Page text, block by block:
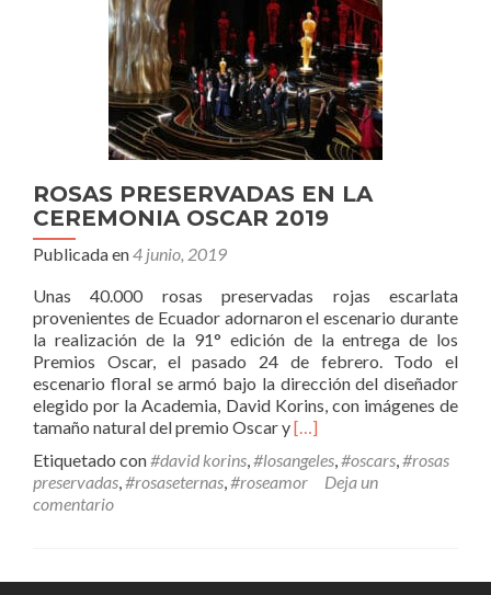
ROSAS PRESERVADAS EN LA
CEREMONIA OSCAR 2019
Publicada en4 junio, 2019
Unas 40.000 rosas preservadas rojas escarlata
provenientes de Ecuador adornaron el escenario durante
la realización de la 91° edición de la entrega de los
Premios Oscar, el pasado 24 de febrero. Todo el
escenario floral se armó bajo la dirección del diseñador
elegido por la Academia, David Korins, con imágenes de
tamaño natural del premio Oscar yLeer
PRESERVADAS
EN
2019
[…]
Etiquetado con#david korins,#losangeles,#oscars,#rosas
preservadas,#rosaseternas,#roseamor
Deja un
comentario